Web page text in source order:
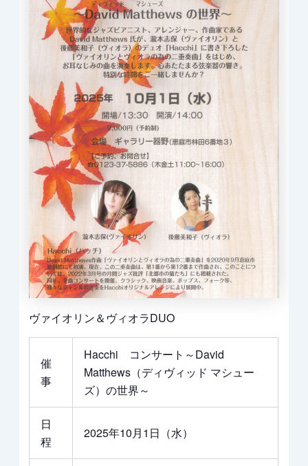
ヴァイオリン＆ヴィオラDUO
催
事
Hacchi コンサート～David
Matthews（ディヴィッド マシュー
ズ）の世界～
日
程
2025年10月1日（水）